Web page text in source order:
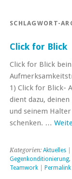
SCHLAGWORT-
Click for Blick
Click for Blick
1) Click for Blick-
dient dazu,
und seinem
schenken. …
Kategorien: Aktuelles
Gegenkonditionierung,
Teamwork
Permalink